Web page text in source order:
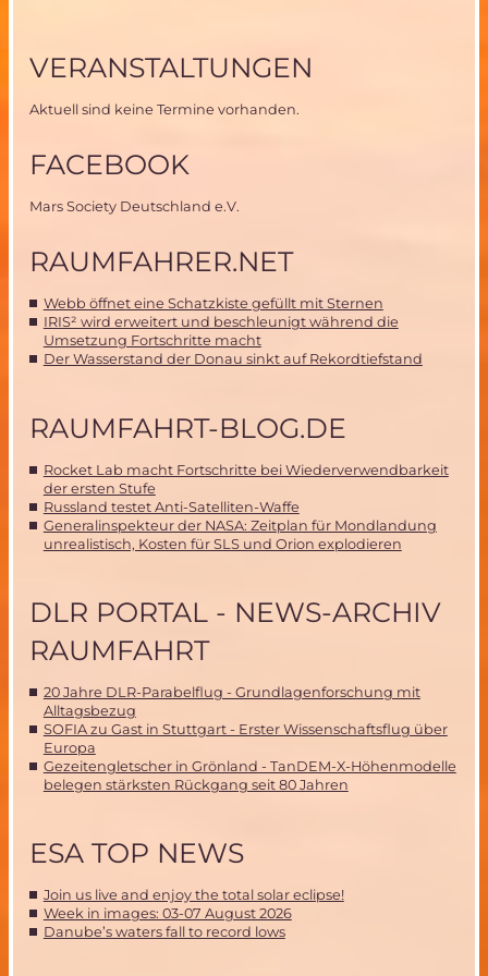
VERANSTALTUNGEN
Aktuell sind keine Termine vorhanden.
FACEBOOK
Mars Society Deutschland e.V.
RAUMFAHRER.NET
Webb öffnet eine Schatzkiste gefüllt mit Sternen
IRIS² wird erweitert und beschleunigt während die
Umsetzung Fortschritte macht
Der Wasserstand der Donau sinkt auf Rekordtiefstand
RAUMFAHRT-BLOG.DE
Rocket Lab macht Fortschritte bei Wiederverwendbarkeit
der ersten Stufe
Russland testet Anti-Satelliten-Waffe
Generalinspekteur der NASA: Zeitplan für Mondlandung
unrealistisch, Kosten für SLS und Orion explodieren
DLR PORTAL - NEWS-ARCHIV
RAUMFAHRT
20 Jahre DLR-Parabelflug - Grundlagenforschung mit
Alltagsbezug
SOFIA zu Gast in Stuttgart - Erster Wissenschaftsflug über
Europa
Gezeitengletscher in Grönland - TanDEM-X-Höhenmodelle
belegen stärksten Rückgang seit 80 Jahren
ESA TOP NEWS
Join us live and enjoy the total solar eclipse!
Week in images: 03-07 August 2026
Danube’s waters fall to record lows